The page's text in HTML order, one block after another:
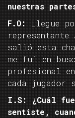
nuestras
F.O:
Llegue
representante
salió esta
me fui en
profesional
cada jugador
I.S: ¿Cuál
sentiste,